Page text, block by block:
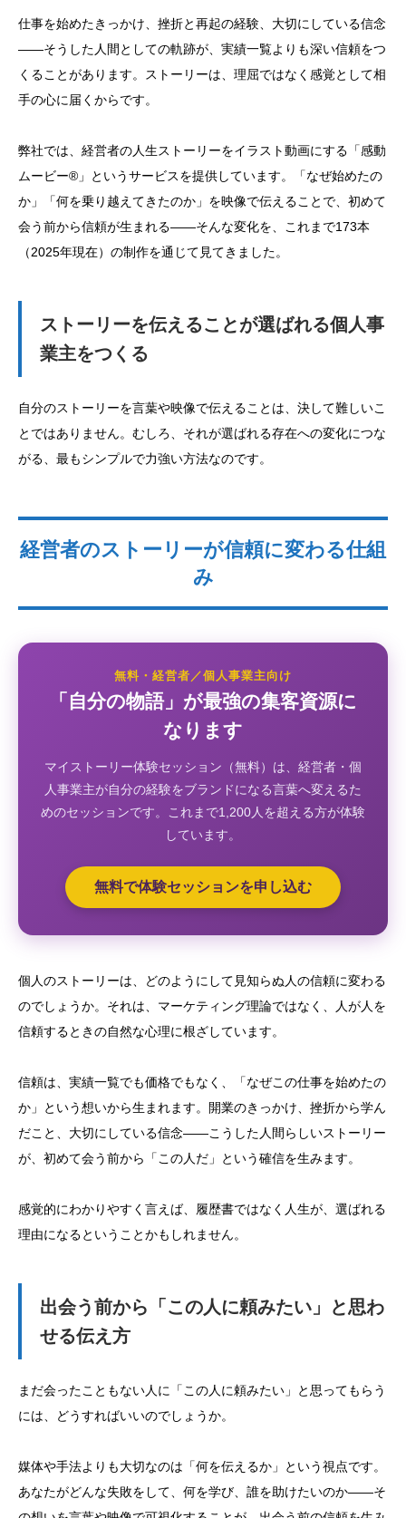
仕事を始めたきっかけ、挫折と再起の経験、大切にしている信念
——そうした人間としての軌跡が、実績一覧よりも深い信頼をつ
くることがあります。ストーリーは、理屈ではなく感覚として相
手の心に届くからです。
弊社では、経営者の人生ストーリーをイラスト動画にする「感動
ムービー®」というサービスを提供しています。「なぜ始めたの
か」「何を乗り越えてきたのか」を映像で伝えることで、初めて
会う前から信頼が生まれる——そんな変化を、これまで173本
（2025年現在）の制作を通じて見てきました。
ストーリーを伝えることが選ばれる個人事
業主をつくる
自分のストーリーを言葉や映像で伝えることは、決して難しいこ
とではありません。むしろ、それが選ばれる存在への変化につな
がる、最もシンプルで力強い方法なのです。
経営者のストーリーが信頼に変わる仕組
み
無料・経営者／個人事業主向け
「自分の物語」が最強の集客資源に
なります
マイストーリー体験セッション（無料）は、経営者・個
人事業主が自分の経験をブランドになる言葉へ変えるた
めのセッションです。これまで1,200人を超える方が体験
しています。
無料で体験セッションを申し込む
個人のストーリーは、どのようにして見知らぬ人の信頼に変わる
のでしょうか。それは、マーケティング理論ではなく、人が人を
信頼するときの自然な心理に根ざしています。
信頼は、実績一覧でも価格でもなく、「なぜこの仕事を始めたの
か」という想いから生まれます。開業のきっかけ、挫折から学ん
だこと、大切にしている信念——こうした人間らしいストーリー
が、初めて会う前から「この人だ」という確信を生みます。
感覚的にわかりやすく言えば、履歴書ではなく人生が、選ばれる
理由になるということかもしれません。
出会う前から「この人に頼みたい」と思わ
せる伝え方
まだ会ったこともない人に「この人に頼みたい」と思ってもらう
には、どうすればいいのでしょうか。
媒体や手法よりも大切なのは「何を伝えるか」という視点です。
あなたがどんな失敗をして、何を学び、誰を助けたいのか——そ